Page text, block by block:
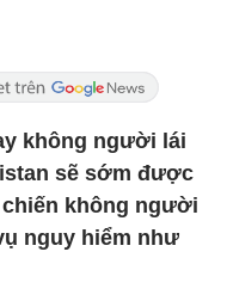
không người lái
sẽ sớm được
không người
nguy hiểm như